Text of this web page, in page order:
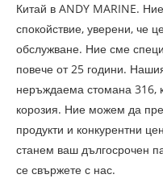
Китай в ANDY MARINE.
спокойствие, уверени, че
обслужване. Ние сме
повече от 25 години.
неръждаема стомана 316,
корозия. Ние можем да
продукти и конкурентни
станем ваш дългосрочен
се свържете с нас.